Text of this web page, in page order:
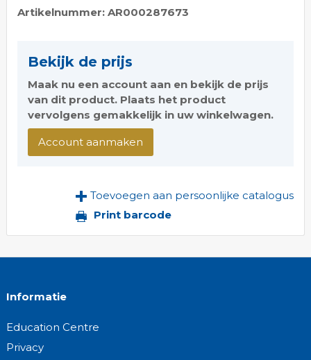
Artikelnummer: AR000287673
Bekijk de prijs
Maak nu een account aan en bekijk de prijs
van dit product. Plaats het product
vervolgens gemakkelijk in uw winkelwagen.
Account aanmaken
Toevoegen aan persoonlijke catalogus
Print barcode
Informatie
Education Centre
Privacy